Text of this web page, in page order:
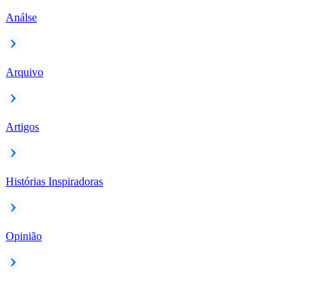
Análse
Arquivo
Artigos
Histórias Inspiradoras
Opinião